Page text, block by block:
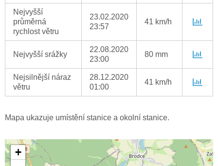
Nejvyšší
průměrná
rychlost větru
23.02.2020
23:57
41 km/h
Nejvyšší srážky
22.08.2020
23:00
80 mm
Nejsilnější náraz
větru
28.12.2020
01:00
41 km/h
Mapa ukazuje umístění stanice a okolní stanice.
+